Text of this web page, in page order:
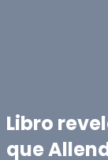
Libro
que